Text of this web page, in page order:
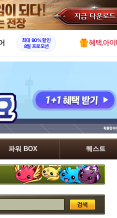
X
최대 90% 할인
8월 프로모션
혜택.아
파워 BOX 퀘스트